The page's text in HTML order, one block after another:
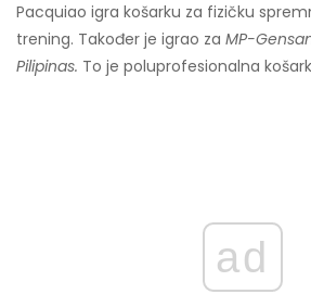
Pacquiao igra košarku za fizičku
trening. Također je igrao za MP-
Pilipinas. To je poluprofesionalna
ad